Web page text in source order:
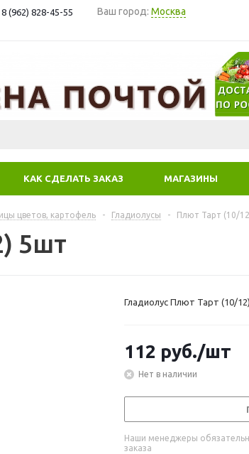
8 (962) 828-45-55 Ваш город: Москва
КАК СДЕЛАТЬ ЗАКАЗ МАГАЗИНЫ
цветов, картофель - Гладиолусы - Плют Тарт (10/
5шт
Гладиолус Плют Тарт (10/
112 руб./шт
Нет в наличии
Наши менеджеры
заказа